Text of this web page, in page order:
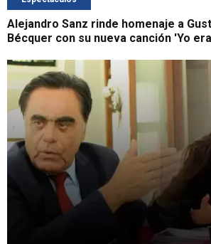
Alejandro Sanz rinde homenaje a
Bécquer con su nueva canción 'Yo